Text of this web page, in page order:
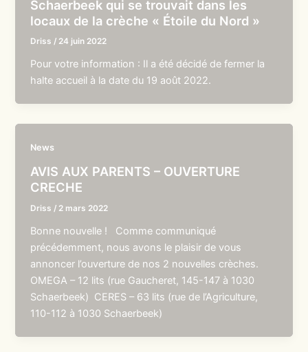
Schaerbeek qui se trouvait dans les
locaux de la crèche « Étoile du Nord »
Driss / 24 juin 2022
Pour votre information : Il a été décidé de fermer la
halte accueil à la date du 19 août 2022.
News
AVIS AUX PARENTS – OUVERTURE
CRECHE
Driss / 2 mars 2022
Bonne nouvelle ! Comme communiqué
précédemment, nous avons le plaisir de vous
annoncer l’ouverture de nos 2 nouvelles crèches.
OMEGA – 12 lits (rue Gaucheret, 145-147 à 1030
Schaerbeek) CERES – 63 lits (rue de l’Agriculture,
110-112 à 1030 Schaerbeek)